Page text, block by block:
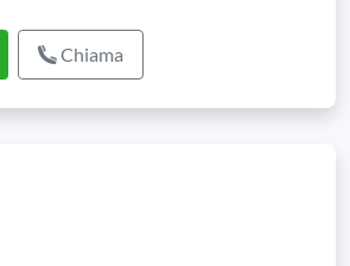
Chiama